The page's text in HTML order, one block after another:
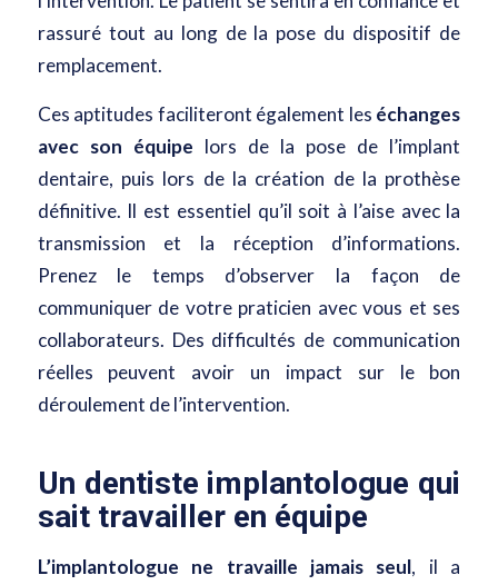
rassuré tout au long de la pose du dispositif de
remplacement.
Ces aptitudes faciliteront également les échanges
avec son équipe lors de la pose de l’implant
dentaire, puis lors de la création de la prothèse
définitive. Il est essentiel qu’il soit à l’aise avec la
transmission et la réception d’informations.
Prenez le temps d’observer la façon de
communiquer de votre praticien avec vous et ses
collaborateurs. Des difficultés de communication
réelles peuvent avoir un impact sur le bon
déroulement de l’intervention.
Un dentiste implantologue qui
sait travailler en équipe
L’implantologue ne travaille jamais seul, il a